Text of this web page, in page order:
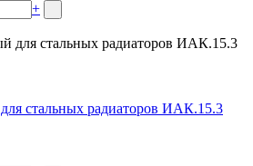
+
стальных радиаторов ИАК.15.3